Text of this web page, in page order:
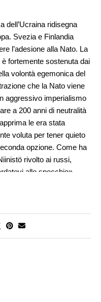
dell’Ucraina ridisegna
Svezia e Finlandia
l’adesione alla Nato. La
fortemente sostenuta dai
volontà egemonica del
che la Nato viene
aggressivo imperialismo
a 200 anni di neutralità
le era stata
voluta per tener quieto
opzione. Come ha
rivolto ai russi,
allo specchio».
non cambia molto,
si avvicina ai nostri
area Nato, eccezion